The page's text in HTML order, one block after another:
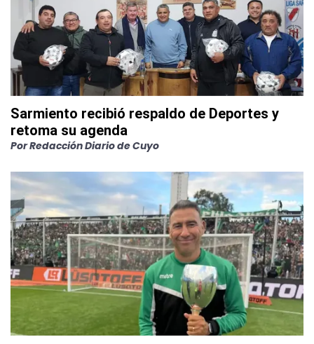
Sarmiento recibió respaldo de Deportes y
retoma su agenda
PorRedacción Diario de Cuyo